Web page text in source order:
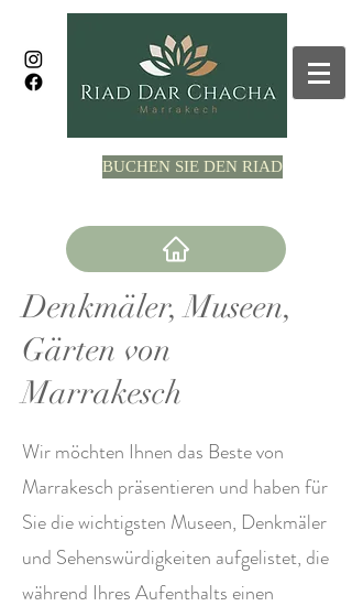
BUCHEN SIE DEN RIAD
Denkmäler, Museen,
Gärten von
Marrakesch
Wir möchten Ihnen das Beste von
Marrakesch präsentieren und haben für
Sie die wichtigsten Museen, Denkmäler
und Sehenswürdigkeiten aufgelistet, die
während Ihres Aufenthalts einen